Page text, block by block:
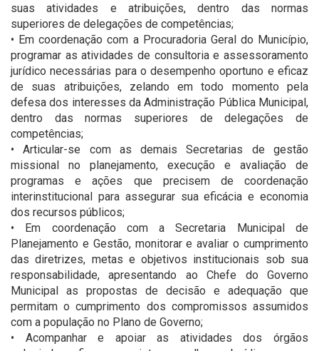
suas atividades e atribuições, dentro das normas
superiores de delegações de competências;
• Em coordenação com a Procuradoria Geral do Município,
programar as atividades de consultoria e assessoramento
jurídico necessárias para o desempenho oportuno e eficaz
de suas atribuições, zelando em todo momento pela
defesa dos interesses da Administração Pública Municipal,
dentro das normas superiores de delegações de
competências;
• Articular-se com as demais Secretarias de gestão
missional no planejamento, execução e avaliação de
programas e ações que precisem de coordenação
interinstitucional para assegurar sua eficácia e economia
dos recursos públicos;
• Em coordenação com a Secretaria Municipal de
Planejamento e Gestão, monitorar e avaliar o cumprimento
das diretrizes, metas e objetivos institucionais sob sua
responsabilidade, apresentando ao Chefe do Governo
Municipal as propostas de decisão e adequação que
permitam o cumprimento dos compromissos assumidos
com a população no Plano de Governo;
• Acompanhar e apoiar as atividades dos órgãos